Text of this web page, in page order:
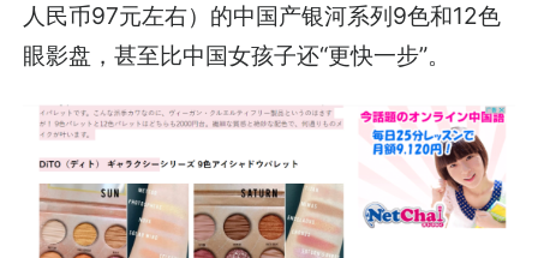
人民币97元左右）的中国产银河系列9色和12色
眼影盘，甚至比中国女孩子还“更快一步”。